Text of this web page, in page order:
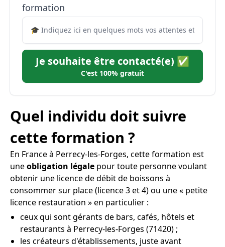
formation
Je souhaite être contacté(e) ✅
C'est 100% gratuit
Quel individu doit suivre
cette formation ?
En France à Perrecy-les-Forges, cette formation est
uneobligation légale pour toute personne voulant
obtenir une licence de débit de boissons à
consommer sur place (licence 3 et 4) ou une « petite
licence restauration » en particulier :
ceux qui sont gérants de bars, cafés, hôtels et
restaurants à Perrecy-les-Forges (71420) ;
les créateurs d'établissements, juste avant